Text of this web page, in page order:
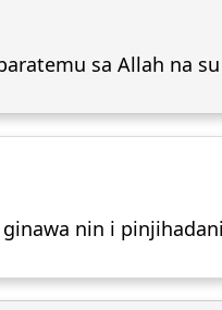
sa Allah na
nin i